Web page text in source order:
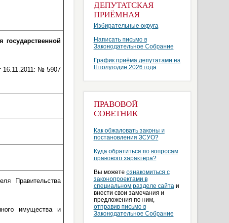
16.11.2011: № 5907
Правительства
имущества и
ДЕПУТАТСКАЯ
ПРИЁМНАЯ
Избирательные округа
Написать письмо в
Законодательное Собрание
График приёма депутатами на
II полугодие 2026 года
ПРАВОВОЙ
СОВЕТНИК
Как обжаловать законы и
постановления ЗСУО?
Куда обратиться по вопросам
правового характера?
Вы можете ознакомиться с
законопроектами в
специальном разделе сайтаи
внести свои замечания и
предложения по ним,
отправив письмо в
Законодательное Собрание